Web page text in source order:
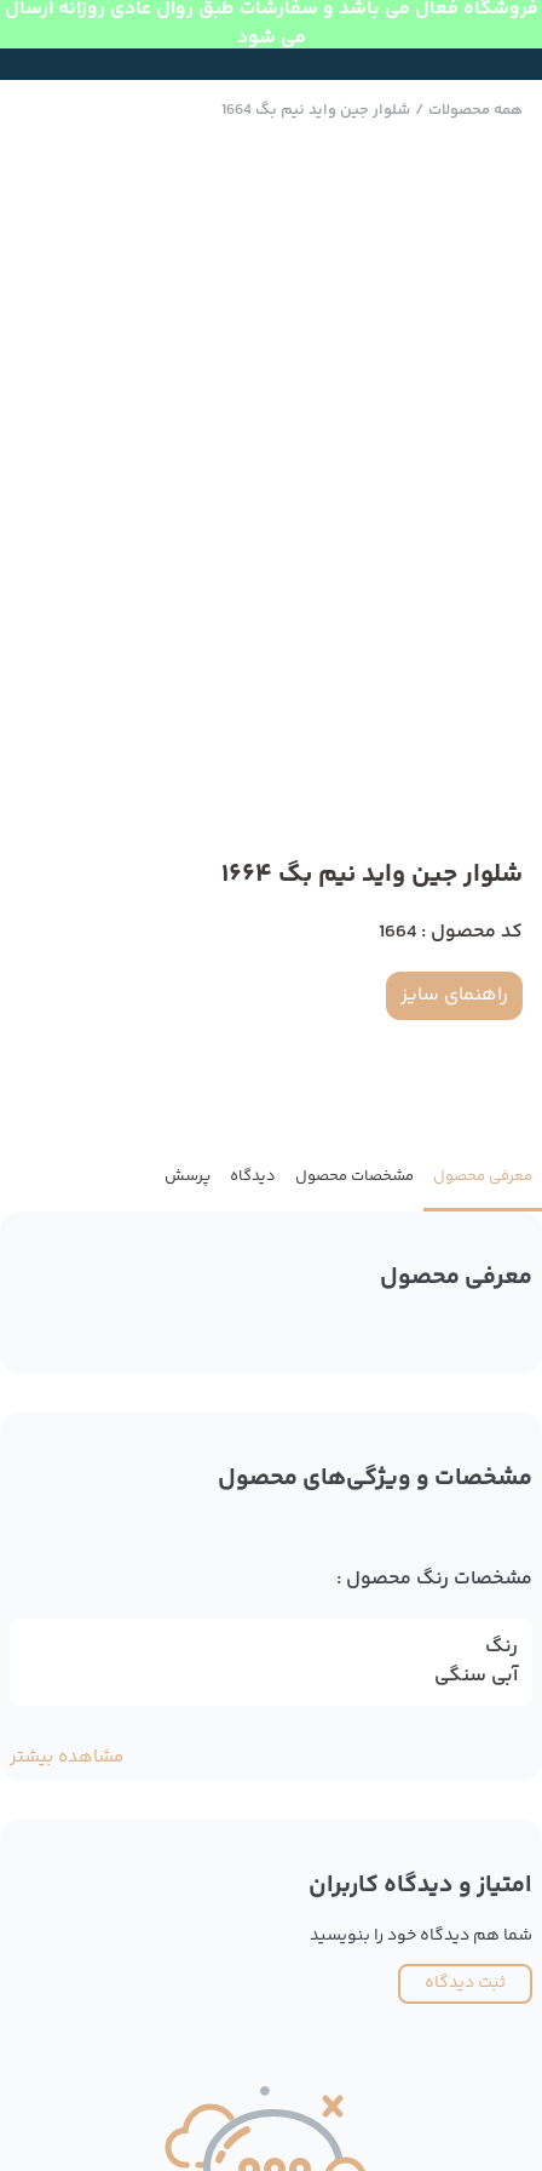
فروشگاه فعال می باشد و سفارشات طبق روال عادی روزانه ارسال
می شود
همه محصولات / شلوار جین واید نیم بگ 1664
شلوار جین واید نیم بگ 1664
کد محصول : 1664
راهنمای سایز
معرفی محصول مشخصات محصول دیدگاه پرسش
معرفی محصول
مشخصات و ویژگی‌های محصول
مشخصات رنگ محصول :
رنگ
آبی سنگی
مشاهده بیشتر
امتیاز و دیدگاه کاربران
شما هم دیدگاه خود را بنویسید
ثبت دیدگاه